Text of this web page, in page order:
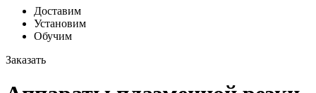
Доставим
Установим
Обучим
Заказать